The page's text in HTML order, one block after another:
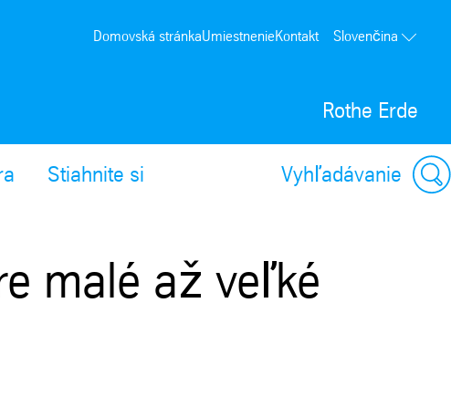
Rothe Erde
Domovská stránkaUmiestnenieKontakt Slovenčina
Stiahnite si Vyhľadávanie
malé až veľké